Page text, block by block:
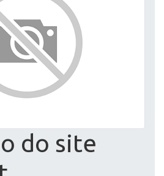
do site